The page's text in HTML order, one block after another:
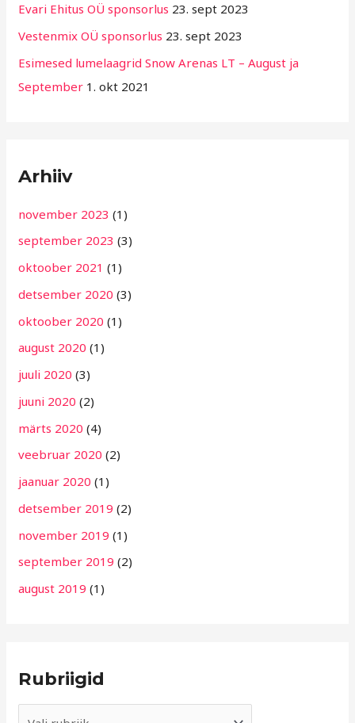
Evari Ehitus OÜ sponsorlus 23. sept 2023
Vestenmix OÜ sponsorlus 23. sept 2023
Esimesed lumelaagrid Snow Arenas LT – August ja
September 1. okt 2021
Arhiiv
november 2023 (1)
september 2023 (3)
oktoober 2021 (1)
detsember 2020 (3)
oktoober 2020 (1)
august 2020 (1)
juuli 2020 (3)
juuni 2020 (2)
märts 2020 (4)
veebruar 2020 (2)
jaanuar 2020 (1)
detsember 2019 (2)
november 2019 (1)
september 2019 (2)
august 2019 (1)
Rubriigid
i
g
i
d